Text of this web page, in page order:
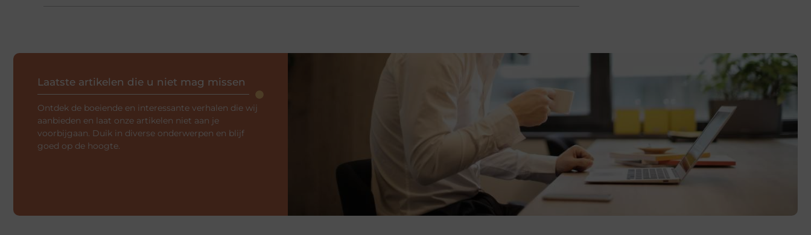
Laatste artikelen die u niet mag missen
Ontdek de boeiende en interessante verhalen die wij
aanbieden en laat onze artikelen niet aan je
voorbijgaan. Duik in diverse onderwerpen en blijf
goed op de hoogte.